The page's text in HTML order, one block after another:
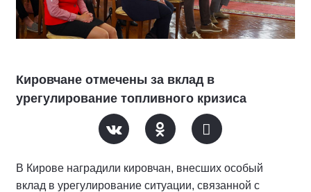
Кировчане отмечены за вклад в
урегулирование топливного кризиса
В Кирове наградили кировчан, внесших особый
вклад в урегулирование ситуации, связанной с